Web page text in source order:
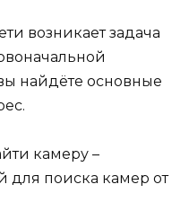
возникает задача
найдёте основные
камеру –
для поиска камер от